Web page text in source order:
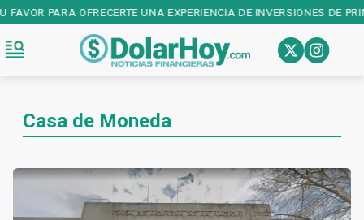
PARA OFRECERTE UNA EXPERIENCIA DE INVERSIONES DE
Casa de Moneda